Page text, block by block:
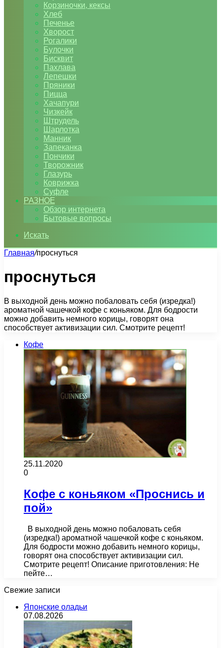
Корзиночки, кексы
Хлеб
Печенье
Хворост
Рогалики
Булочки
Бисквит
Пахлава
Лепешки
Пряники
Пицца
Хачапури
Чизкейк
Штрудель
Шарлотка
Манник
Запеканка
Пончики
Творожник
Глазурь
Коврижка
Суфле
РАЗНОЕ
Обзор интернета
Бытовые вопросы
Искать
Главная/проснуться
проснуться
В выходной день можно побаловать себя (изредка!)
ароматной чашечкой кофе с коньяком. Для бодрости
можно добавить немного корицы, говорят она
способствует активизации сил. Смотрите рецепт!
Кофе
25.11.2020
0
Кофе с коньяком «Проснись и
пой»
В выходной день можно побаловать себя
(изредка!) ароматной чашечкой кофе с коньяком.
Для бодрости можно добавить немного корицы,
говорят она способствует активизации сил.
Смотрите рецепт! Описание приготовления: Не
пейте…
Свежие записи
Японские оладьи
07.08.2026